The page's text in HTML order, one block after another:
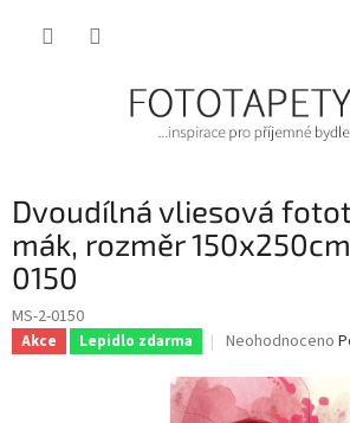
Dvoudílná vliesová
mák, rozměr
0150
MS-2-0150
Akce Lepidlo zdarma
Průměrné
produktu
je
Neohodnoceno